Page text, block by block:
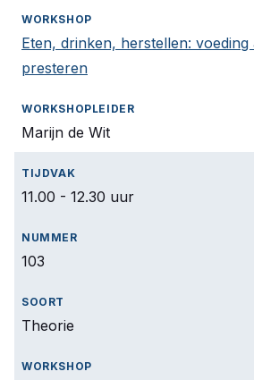
Eten, drinken, herstellen:
presteren
Marijn de Wit
11.00 - 12.30 uur
103
Theorie